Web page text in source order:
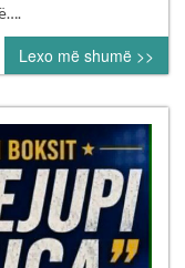
Lexo më shumë >>